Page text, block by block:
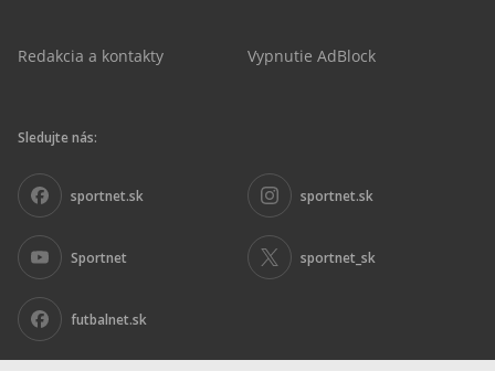
Redakcia a kontakty Vypnutie AdBlock
Sledujte nás:
sportnet.sk sportnet.sk
Sportnet sportnet_sk
futbalnet.sk